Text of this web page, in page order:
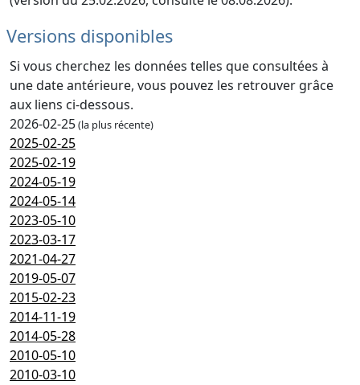
Versions disponibles
Si vous cherchez les données telles que consultées à
une date antérieure, vous pouvez les retrouver grâce
aux liens ci-dessous.
2026-02-25(la plus récente)
2025-02-25
2025-02-19
2024-05-19
2024-05-14
2023-05-10
2023-03-17
2021-04-27
2019-05-07
2015-02-23
2014-11-19
2014-05-28
2010-05-10
2010-03-10